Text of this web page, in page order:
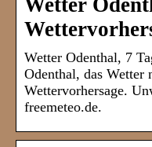
Wetter
Wetter Odenthal, 7
Odenthal, das Wetter
Wettervorhersage.
freemeteo.de.